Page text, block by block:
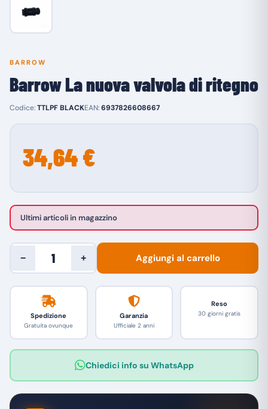
BARROW
Barrow La nuova valvola di ritegno
Codice:TTLPF BLACKEAN:6937826608667
34,64 €
Ultimi articoli in magazzino
− + Aggiungi al carrello
Spedizione
Gratuita ovunque
Garanzia
Ufficiale 2 anni
Reso
30 giorni gratis
Chiedici info su WhatsApp